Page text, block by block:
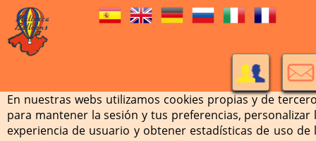
En nuestras webs utilizamos cookies propias y de
para mantener la sesión y tus preferencias, personalizar
experiencia de usuario y obtener estadísticas de uso de